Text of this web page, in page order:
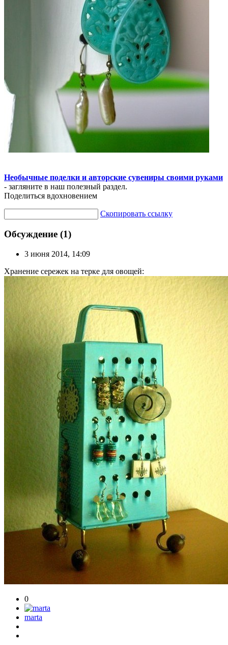
Необычные поделки и авторские сувениры своими руками
- загляните в наш полезный раздел.
Поделиться вдохновением
Скопировать ссылку
Обсуждение (1)
3 июня 2014, 14:09
Хранение сережек на терке для овощей:
0
marta